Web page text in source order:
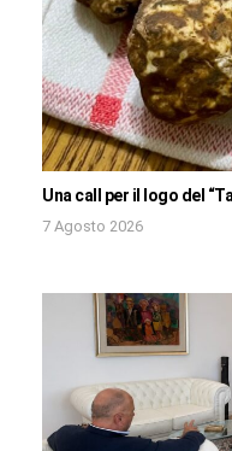
Una call per il logo del
7 Agosto 2026